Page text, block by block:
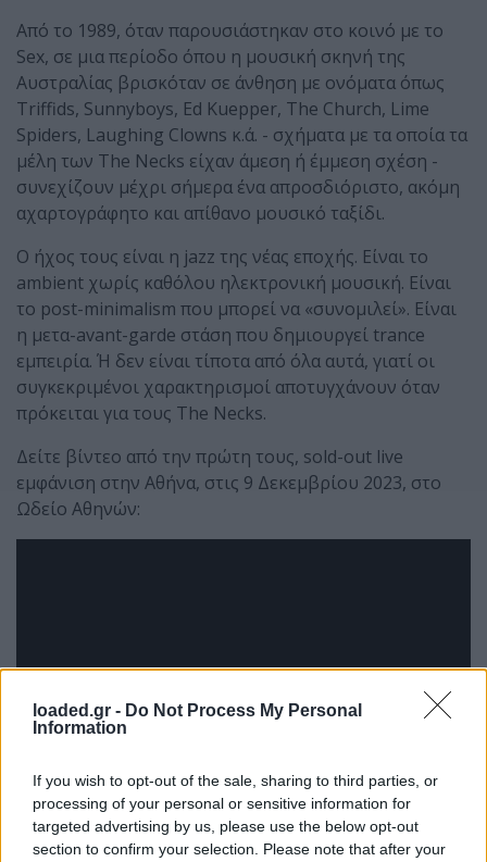
loaded.gr - Do Not Process My Personal
Information
If you wish to opt-out of the sale, sharing to third parties, or
processing of your personal or sensitive information for
targeted advertising by us, please use the below opt-out
section to confirm your selection. Please note that after your
Από το 1989, όταν παρουσιάστηκαν στο κοινό με το
Sex, σε μια περίοδο όπου η μουσική σκηνή της
Αυστραλίας βρισκόταν σε άνθηση με ονόματα όπως
Triffids, Sunnyboys, Ed Kuepper, The Church, Lime
Spiders, Laughing Clowns κ.ά. - σχήματα με τα οποία τα
μέλη των The Necks είχαν άμεση ή έμμεση σχέση -
συνεχίζουν μέχρι σήμερα ένα απροσδιόριστο, ακόμη
αχαρτογράφητο και απίθανο μουσικό ταξίδι.
Ο ήχος τους είναι η jazz της νέας εποχής. Είναι το
ambient χωρίς καθόλου ηλεκτρονική μουσική. Είναι
το post-minimalism που μπορεί να «συνομιλεί». Είναι
η μετα-avant-garde στάση που δημιουργεί trance
εμπειρία. Ή δεν είναι τίποτα από όλα αυτά, γιατί οι
συγκεκριμένοι χαρακτηρισμοί αποτυγχάνουν όταν
πρόκειται για τους The Necks.
Δείτε βίντεο από την πρώτη τους, sold-out live
εμφάνιση στην Αθήνα, στις 9 Δεκεμβρίου 2023, στο
Ωδείο Αθηνών: